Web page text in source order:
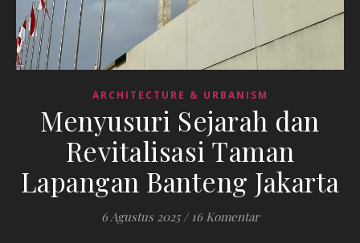
ARCHITECTURE & URBANISM
Menyusuri Sejarah dan
Revitalisasi Taman
Lapangan Banteng Jakarta
6 Agustus 2025 / 16 Komentar